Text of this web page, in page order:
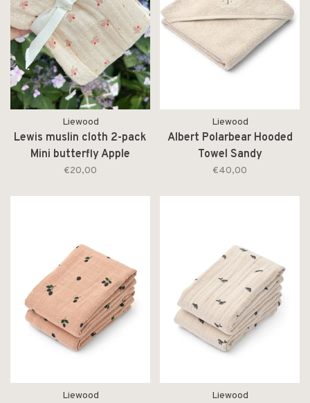
Liewood
Lewis muslin cloth 2-pack
Mini butterfly Apple
blossom mix
€20,00
Liewood
Albert Polarbear Hooded
Towel Sandy
€40,00
Liewood Liewood